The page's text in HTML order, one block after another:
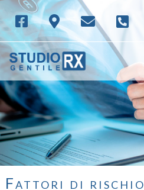
Fattori di rischio